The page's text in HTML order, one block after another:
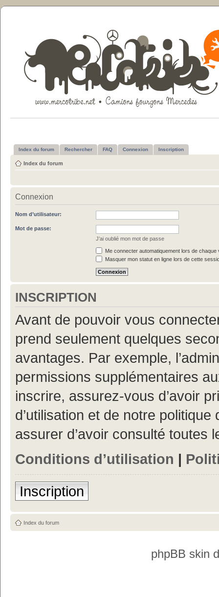
Index du forum Rechercher FAQ Connexion Inscription
Index du forum
Connexion
Nom d’utilisateur:
Mot de passe:
J’ai oublié mon mot de passe
Me connecter automatiquement lors de chaque
Masquer mon statut en ligne lors de cette
INSCRIPTION
Avant de pouvoir vous
prend seulement quelques
avantages. Par exemple,
permissions supplémentaires
inscrire, assurez-vous d’avoir
d’utilisation et de notre
assurer d’avoir consulté toutes
Conditions d’utilisation |
Inscription
Index du forum
phpBB skin